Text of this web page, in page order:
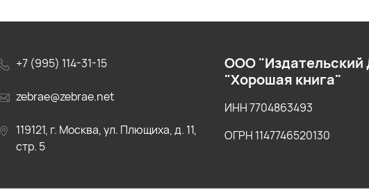
+7 (995) 114-31-15
zebrae@zebrae.net
119121, г. Москва, ул. Плющиха, д. 11,
стр. 5
ООО "Издательский
"Хорошая книга"
ИНН 7704863493
ОГРН 1147746520130